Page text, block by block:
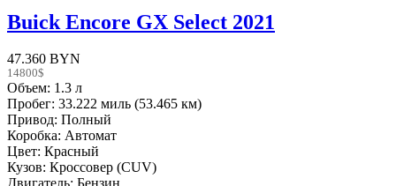
Buick Encore GX Select 2021
47.360 BYN
14800$
Объем: 1.3 л
Пробег: 33.222 миль (53.465 км)
Привод: Полный
Коробка: Автомат
Цвет: Красный
Кузов: Кроссовер (CUV)